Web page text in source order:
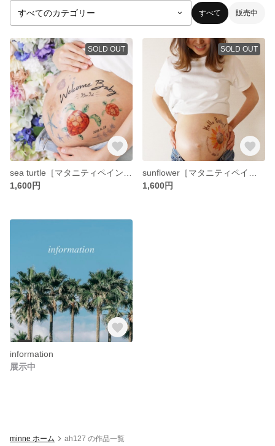
すべて 販売中
SOLD OUT
1,600円
SOLD OUT
1,600円
information
展示中
minne ホーム ah127 の作品一覧